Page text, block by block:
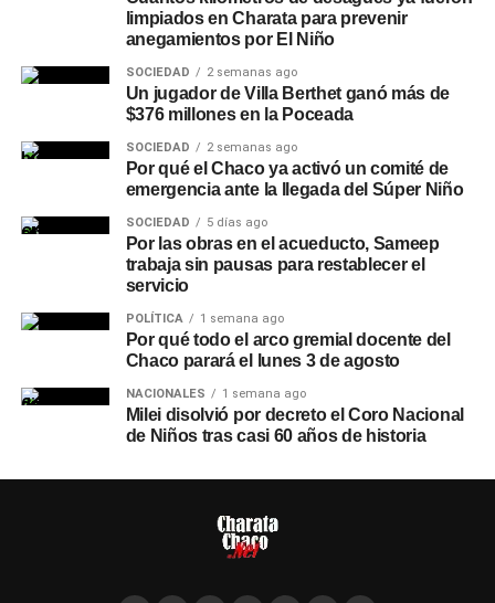
limpiados en Charata para prevenir
anegamientos por El Niño
SOCIEDAD 2 semanas ago
Un jugador de Villa Berthet ganó más de
$376 millones en la Poceada
SOCIEDAD 2 semanas ago
Por qué el Chaco ya activó un comité de
emergencia ante la llegada del Súper Niño
SOCIEDAD 5 días ago
Por las obras en el acueducto, Sameep
trabaja sin pausas para restablecer el
servicio
POLÍTICA 1 semana ago
Por qué todo el arco gremial docente del
Chaco parará el lunes 3 de agosto
NACIONALES 1 semana ago
Milei disolvió por decreto el Coro Nacional
de Niños tras casi 60 años de historia